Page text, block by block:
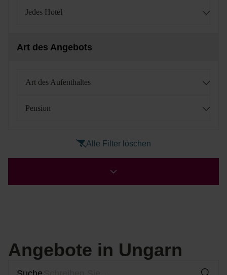
Jedes Hotel
Art des Angebots
Art des Aufenthaltes
Pension
Alle Filter löschen
Angebote in Ungarn